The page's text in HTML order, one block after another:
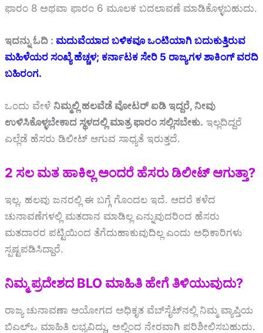
ಫಾರಂ 8 ಅಥವಾ ಫಾರಂ 6 ಮೂಲಕ ಬದಲಾವಣೆ ಮಾಡಿಕೊಳ್ಳಬಹುದು.
ಇದನ್ನು ಓದಿ : ಮದುವೆಯಾದ ಬಳಿಕವೂ ಒಂಟಿಯಾಗಿ ಬದುಕುತ್ತಿರುವ
ಮಹಿಳೆಯರ ಸಂಖ್ಯೆ ಹೆಚ್ಚಳ; ಕರ್ನಾಟಕ ಸೇರಿ 5 ರಾಜ್ಯಗಳ ಶಾಕಿಂಗ್ ವರದಿ
ಬಹಿರಂಗ.
ಒಂದು ವೇಳೆ ನಿಮ್ಮಲ್ಲಿ ಹಲವೆಡೆ ವೋಟರ್ ಐಡಿ ಇದ್ದರೆ, ನೀವು
ಉಳಿಸಿಕೊಳ್ಳಬೇಕಾದ ಸ್ಥಳದಲ್ಲಿ ಮಾತ್ರ ಫಾರಂ ಸಲ್ಲಿಸಬೇಕು. ಇಲ್ಲದಿದ್ದರೆ
ಎಲ್ಲೆಡೆ ಹೆಸರು ಡಿಲೀಟ್ ಆಗುವ ಸಾಧ್ಯತೆ ಇರುತ್ತದೆ.
2 ಸಲ ಮತ ಹಾಕಿಲ್ಲ ಅಂದರೆ ಹೆಸರು ಡಿಲೀಟ್ ಆಗುತ್ತಾ?
ಇಲ್ಲ. ಹಲವು ಜನರಲ್ಲಿ ಈ ಬಗ್ಗೆ ಗೊಂದಲ ಇದೆ. ಆದರೆ ಕಳೆದ
ಚುನಾವಣೆಗಳಲ್ಲಿ ಮತದಾನ ಮಾಡಿಲ್ಲ ಎನ್ನುವುದರಿಂದ ಹೆಸರು
ಮತದಾರರ ಪಟ್ಟಿಯಿಂದ ತೆಗೆದುಹಾಕುವುದಿಲ್ಲ ಎಂದು ಅಧಿಕಾರಿಗಳು
ಸ್ಪಷ್ಟಪಡಿಸಿದ್ದಾರೆ.
ನಿಮ್ಮ ಪ್ರದೇಶದ BLO ಮಾಹಿತಿ ಹೇಗೆ ತಿಳಿಯುವುದು?
ರಾಜ್ಯ ಚುನಾವಣಾ ಆಯೋಗದ ಅಧಿಕೃತ ವೆಬ್‌ಸೈಟ್‌ನಲ್ಲಿ ನಿಮ್ಮ ವ್ಯಾಪ್ತಿಯ
ಬಿಎಲ್‌ಒ ಮಾಹಿತಿ ಲಭ್ಯವಿದ್ದು, ಅಲ್ಲಿಂದ ನೇರವಾಗಿ ಪರಿಶೀಲಿಸಬಹುದು.